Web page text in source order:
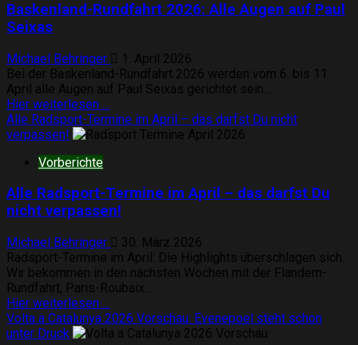
Alps
Italien
hofft
auf
Baskenland-Rundfahrt 2026: Alle Augen auf Paul
Seixas
Michael Behringer
1. April 2026
Bei der Baskenland-Rundfahrt 2026 werden vom 6. bis 11.
April alle Augen auf Paul Seixas gerichtet sein....
Hier weiterlesen ...
Informationen
über
Alle
Augen
Paul
Seixas
Alle Radsport-Termine im April – das darfst Du nicht
verpassen!
Vorberichte
Alle Radsport-Termine im April – das darfst Du
nicht verpassen!
Michael Behringer
30. März 2026
Radsport-Termine im April: Die Highlights überschlagen sich.
Wir bekommen in den nächsten Wochen mit der Flandern-
Rundfahrt, Paris-Roubaix...
Hier weiterlesen ...
Informationen
über
Volta a Catalunya 2026 Vorschau: Evenepoel steht schon
unter Druck